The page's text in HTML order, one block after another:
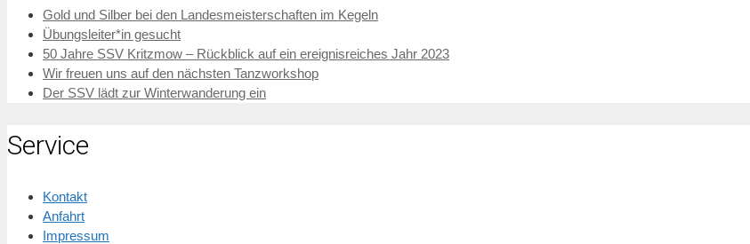
Gold und Silber bei den Landesmeisterschaften im Kegeln
Übungsleiter*in gesucht
50 Jahre SSV Kritzmow – Rückblick auf ein ereignisreiches Jahr 2023
Wir freuen uns auf den nächsten Tanzworkshop
Der SSV lädt zur Winterwanderung ein
Service
Kontakt
Anfahrt
Impressum